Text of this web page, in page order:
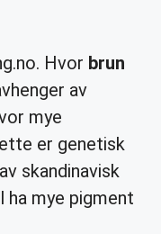
Hvor brun
av
mye
er genetisk
skandinavisk
ha mye pigment